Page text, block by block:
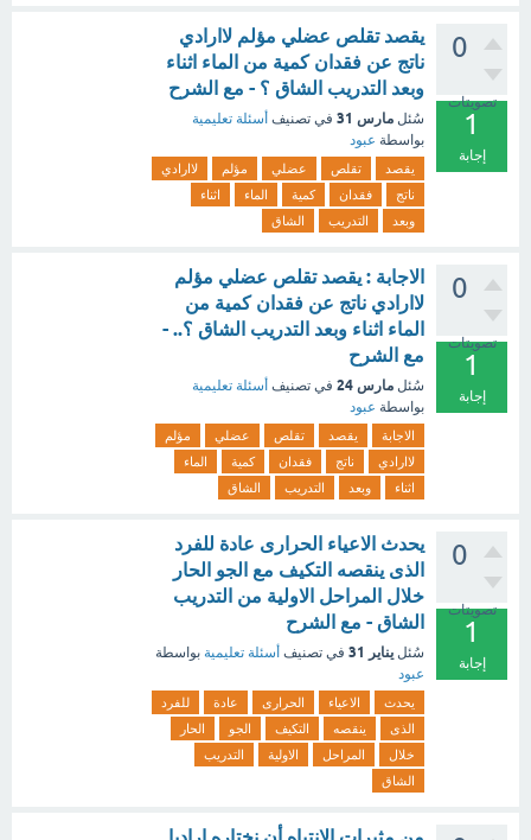
0
تصويتات
1
إجابة
يقصد تقلص عضلي مؤلم لاارادي
ناتج عن فقدان كمية من الماء اثناء
وبعد التدريب الشاق ؟ - مع الشرح
سُئل مارس 31 في تصنيف أسئلة تعليمية
بواسطة عبود
يقصد تقلص عضلي مؤلم
لاارادي
ناتج
فقدان كمية الماء
اثناء
وبعد
التدريب الشاق
0
تصويتات
1
إجابة
الاجابة : يقصد تقلص عضلي مؤلم
لاارادي ناتج عن فقدان كمية من
الماء اثناء وبعد التدريب الشاق ؟.. -
مع الشرح
سُئل مارس 24 في تصنيف أسئلة تعليمية
بواسطة عبود
الاجابة يقصد تقلص عضلي
مؤلم
لاارادي
ناتج فقدان كمية
الماء
اثناء
وبعد التدريب الشاق
0
تصويتات
1
إجابة
يحدث الاعياء الحرارى عادة للفرد
الذى ينقصه التكيف مع الجو الحار
خلال المراحل الاولية من التدريب
الشاق - مع الشرح
سُئل يناير 31 في تصنيف أسئلة تعليمية بواسطة
عبود
يحدث الاعياء الحرارى عادة
للفرد
الذى
ينقصه التكيف الجو
الحار
خلال
المراحل الاولية
التدريب
الشاق